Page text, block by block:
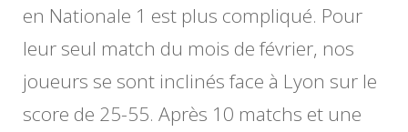
en Nationale 1 est plus compliqué. Pour
leur seul match du mois de février, nos
joueurs se sont inclinés face à Lyon sur le
score de 25-55. Après 10 matchs et une